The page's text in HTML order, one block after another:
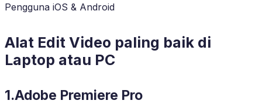
Pengguna iOS & Android
Alat Edit Video paling baik di
Laptop atau PC
1.Adobe Premiere Pro